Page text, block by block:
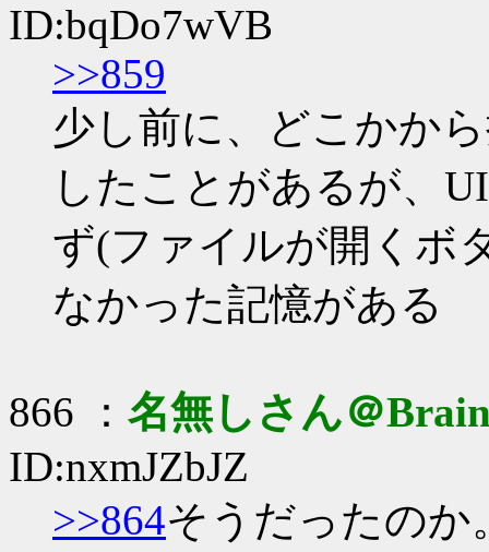
ID:bqDo7wVB
>>859
少し前に、どこかか
したことがあるが、
ず(ファイルが開くボ
なかった記憶がある
866 ： 名無しさん＠
ID:nxmJZbJZ
>>864そうだったのか